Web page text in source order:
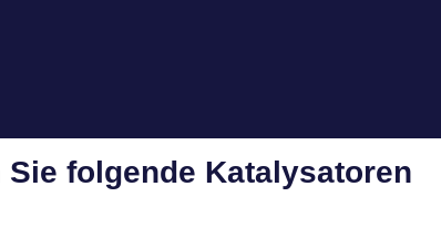
folgende Katalysatoren